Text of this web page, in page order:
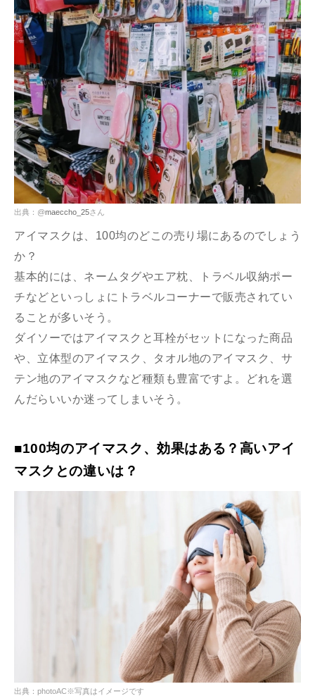
出典：@maeccho_25さん
アイマスクは、100均のどこの売り場にあるのでしょう
か？
基本的には、ネームタグやエア枕、トラベル収納ポー
チなどといっしょにトラベルコーナーで販売されてい
ることが多いそう。
ダイソーではアイマスクと耳栓がセットになった商品
や、立体型のアイマスク、タオル地のアイマスク、サ
テン地のアイマスクなど種類も豊富ですよ。どれを選
んだらいいか迷ってしまいそう。
■100均のアイマスク、効果はある？高いアイ
マスクとの違いは？
出典：photoAC※写真はイメージです